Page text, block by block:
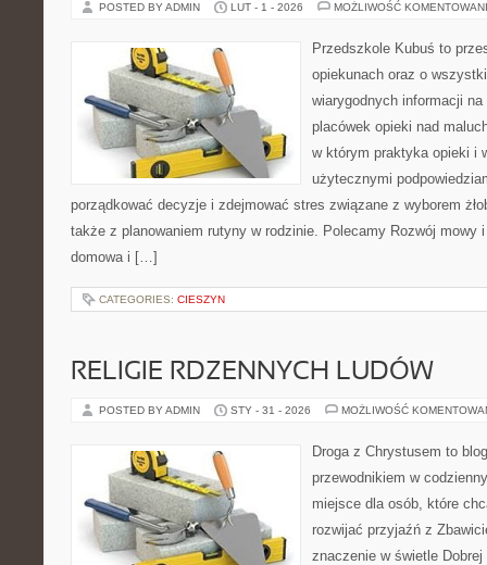
POSTED BY ADMIN LUT - 1 - 2026 MOŻLIWOŚĆ
Przedszkole Kubuś to
opiekunach oraz o
wiarygodnych informacji
placówek opieki nad
w którym praktyka opieki i
użytecznymi
porządkować decyzje i zdejmować stres związane z wyborem
także z planowaniem rutyny w rodzinie. Polecamy Rozwój mowy
domowa i […]
CATEGORIES: CIESZYN
RELIGIE RDZENNYCH LUDÓW
POSTED BY ADMIN STY - 31 - 2026 MOŻLIWOŚĆ
Droga z Chrystusem to
przewodnikiem w
miejsce dla osób, które
rozwijać przyjaźń z
znaczenie w świetle Dobrej